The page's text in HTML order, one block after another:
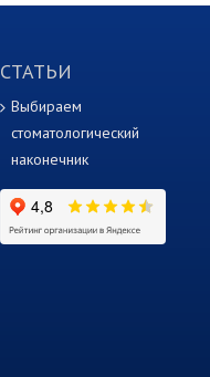
СТАТЬИ
Выбираем
стоматологический
наконечник